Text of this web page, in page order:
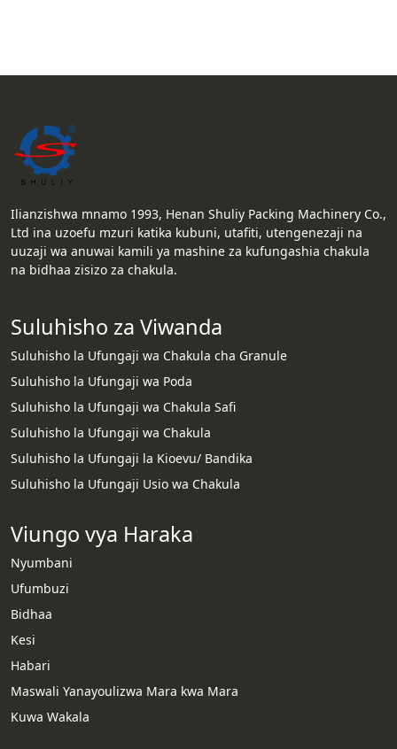
Ilianzishwa mnamo 1993, Henan Shuliy Packing Machinery Co.,
Ltd ina uzoefu mzuri katika kubuni, utafiti, utengenezaji na
uuzaji wa anuwai kamili ya mashine za kufungashia chakula
na bidhaa zisizo za chakula.
Suluhisho za Viwanda
Suluhisho la Ufungaji wa Chakula cha Granule
Suluhisho la Ufungaji wa Poda
Suluhisho la Ufungaji wa Chakula Safi
Suluhisho la Ufungaji wa Chakula
Suluhisho la Ufungaji la Kioevu/ Bandika
Suluhisho la Ufungaji Usio wa Chakula
Viungo vya Haraka
Nyumbani
Ufumbuzi
Bidhaa
Kesi
Habari
Maswali Yanayoulizwa Mara kwa Mara
Kuwa Wakala